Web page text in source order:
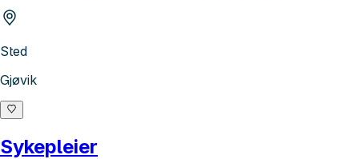
Sted
Gjøvik
Sykepleier